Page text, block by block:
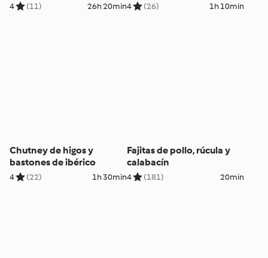
4 (11) 26h 20min4 (26) 1h 10min
Chutney de higos y
bastones de ibérico
4 (22) 1h 30min
Fajitas de pollo, rúcula y
calabacín
4 (181) 20min